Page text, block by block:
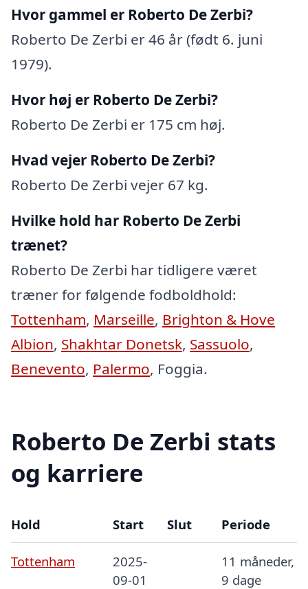
Hvor gammel er Roberto De Zerbi?
Roberto De Zerbi er 46 år (født 6. juni
1979).
Hvor høj er Roberto De Zerbi?
Roberto De Zerbi er 175 cm høj.
Hvad vejer Roberto De Zerbi?
Roberto De Zerbi vejer 67 kg.
Hvilke hold har Roberto De Zerbi
trænet?
Roberto De Zerbi har tidligere været
træner for følgende fodboldhold:
Tottenham, Marseille, Brighton & Hove
Albion, Shakhtar Donetsk, Sassuolo,
Benevento, Palermo, Foggia.
Roberto De Zerbi stats
og karriere
Hold Start Slut Periode
Tottenham
2025-
09-01
11 måneder,
9 dage